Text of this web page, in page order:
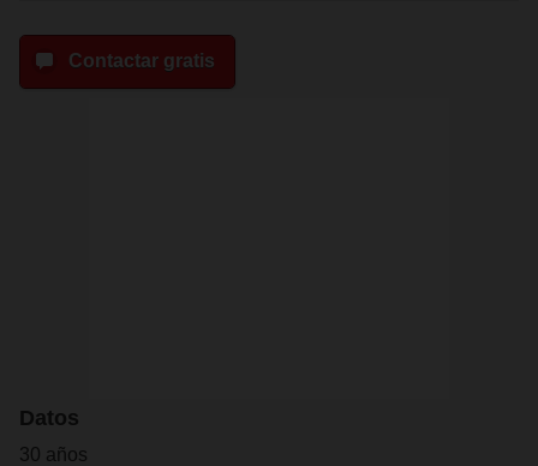
Contactar gratis
Datos
30 años